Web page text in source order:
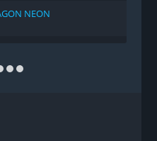
NEON